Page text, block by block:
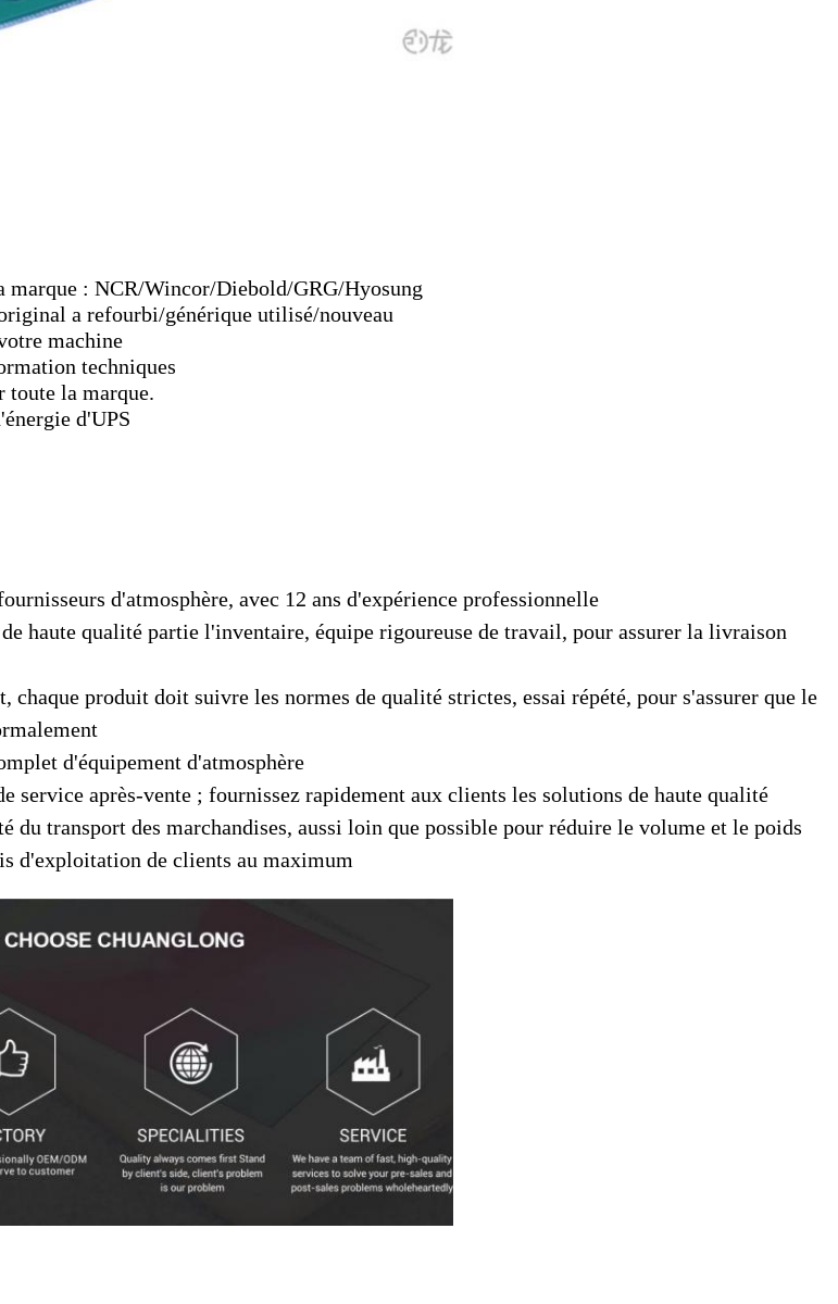
marque : NCR/Wincor/Diebold/GRG/Hyosung
a refourbi/générique utilisé/nouveau
machine
techniques
toute la marque.
d'UPS
d'atmosphère, avec 12 ans d'expérience professionnelle
haute qualité partie l'inventaire, équipe rigoureuse de travail, pour assurer la livraison
chaque produit doit suivre les normes de qualité strictes, essai répété, pour s'assurer que le
d'équipement d'atmosphère
service après-vente ; fournissez rapidement aux clients les solutions de haute qualité
du transport des marchandises, aussi loin que possible pour réduire le volume et le poids
d'exploitation de clients au maximum